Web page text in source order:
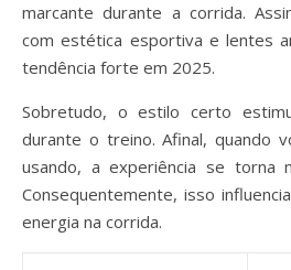
marcante durante a corrida.
com estética esportiva e lentes
tendência forte em 2025.
Sobretudo, o estilo certo
durante o treino. Afinal, quando
usando, a experiência se torna
Consequentemente, isso
energia na corrida.